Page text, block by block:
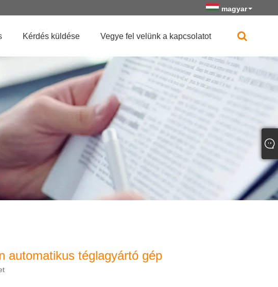
magyar
Kérdés küldése Vegye fel velünk a kapcsolatot
automatikus téglagyártó gép